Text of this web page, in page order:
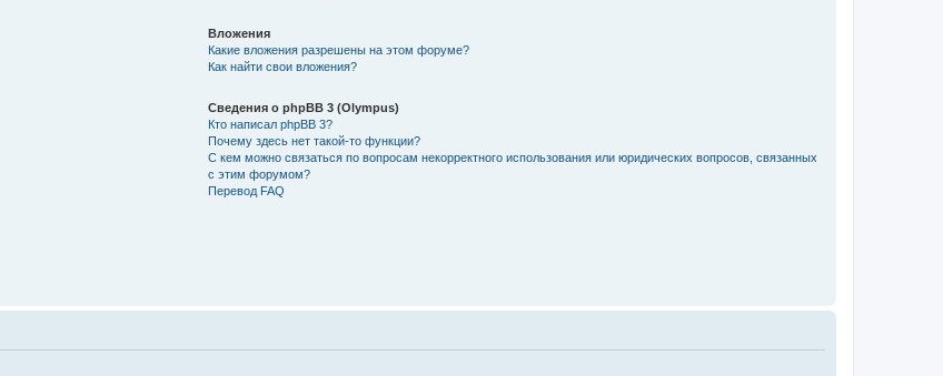
Вложения
Какие вложения разрешены на этом форуме?
Как найти свои вложения?
Сведения о phpBB 3 (Olympus)
Кто написал phpBB 3?
Почему здесь нет такой-то функции?
С кем можно связаться по вопросам некорректного использования или юридических вопросов, связанных
с этим форумом?
Перевод FAQ